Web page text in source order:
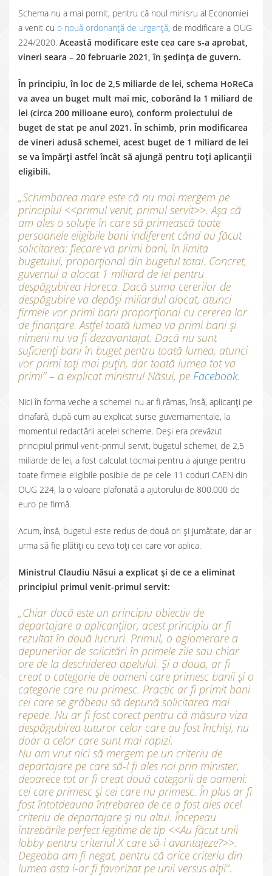
Schema nu a mai pornit, pentru că noul minisru al Economiei
a venit cu o nouă ordonanță de urgență, de modificare a OUG
224/2020. Această modificare este cea care s-a aprobat,
vineri seara – 20 februarie 2021, în ședința de guvern.
În principiu, în loc de 2,5 miliarde de lei, schema HoReCa
va avea un buget mult mai mic, coborând la 1 miliard de
lei (circa 200 milioane euro), conform proiectului de
buget de stat pe anul 2021. În schimb, prin modificarea
de vineri adusă schemei, acest buget de 1 miliard de lei
se va împărți astfel încât să ajungă pentru toți aplicanții
eligibili.
„Schimbarea mare este că nu mai mergem pe
principiul <<primul venit, primul servit>>. Așa că
am ales o soluție în care să primească toate
persoanele eligibile bani indiferent când au făcut
solicitarea: fiecare va primi bani, în limita
bugetului, proporțional din bugetul total. Concret,
guvernul a alocat 1 miliard de lei pentru
despăgubirea Horeca. Dacă suma cererilor de
despăgubire va depăși miliardul alocat, atunci
firmele vor primi bani proporțional cu cererea lor
de finanțare. Astfel toată lumea va primi bani și
nimeni nu va fi dezavantajat. Dacă nu sunt
suficienți bani în buget pentru toată lumea, atunci
vor primi toți mai puțin, dar toată lumea tot va
primi” – a explicat ministrul Năsui, pe Facebook.
Nici în forma veche a schemei nu ar fi rămas, însă, aplicanți pe
dinafară, după cum au explicat surse guvernamentale, la
momentul redactării acelei scheme. Deși era prevăzut
principiul primul venit-primul servit, bugetul schemei, de 2,5
miliarde de lei, a fost calculat tocmai pentru a ajunge pentru
toate firmele eligibile posibile de pe cele 11 coduri CAEN din
OUG 224, la o valoare plafonată a ajutorului de 800.000 de
euro pe firmă.
Acum, însă, bugetul este redus de două ori și jumătate, dar ar
urma să fie plătiți cu ceva toți cei care vor aplica.
Ministrul Claudiu Năsui a explicat și de ce a eliminat
principiul primul venit-primul servit:
„Chiar dacă este un principiu obiectiv de
departajare a aplicanților, acest principiu ar fi
rezultat în două lucruri. Primul, o aglomerare a
depunerilor de solicitări în primele zile sau chiar
ore de la deschiderea apelului. Și a doua, ar fi
creat o categorie de oameni care primesc banii și o
categorie care nu primesc. Practic ar fi primit bani
cei care se grăbeau să depună solicitarea mai
repede. Nu ar fi fost corect pentru că măsura viza
despăgubirea tuturor celor care au fost închiși, nu
doar a celor care sunt mai rapizi.
Nu am vrut nici să mergem pe un criteriu de
departajare pe care să-l fi ales noi prin minister,
deoarece tot ar fi creat două categorii de oameni:
cei care primesc și cei care nu primesc. În plus ar fi
fost întotdeauna întrebarea de ce a fost ales acel
criteriu de departajare și nu altul. Începeau
întrebările perfect legitime de tip <<Au făcut unii
lobby pentru criteriul X care să-i avantajeze?>>.
Degeaba am fi negat, pentru că orice criteriu din
lumea asta i-ar fi favorizat pe unii versus alții”.